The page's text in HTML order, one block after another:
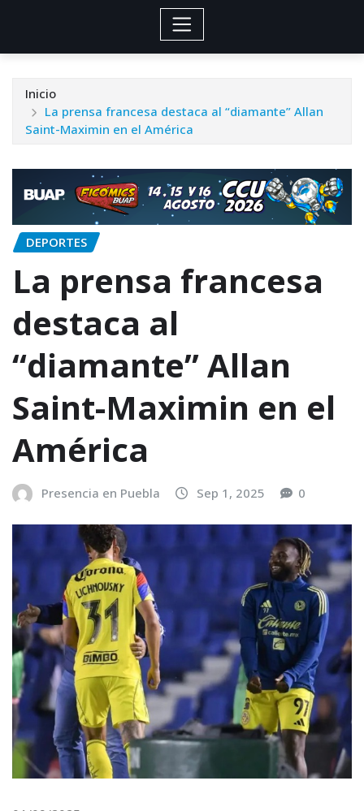
Inicio
La prensa francesa destaca al “diamante” Allan
Saint-Maximin en el América
DEPORTES
La prensa francesa
destaca al
“diamante” Allan
Saint-Maximin en el
América
Presencia en Puebla Sep 1, 2025 0